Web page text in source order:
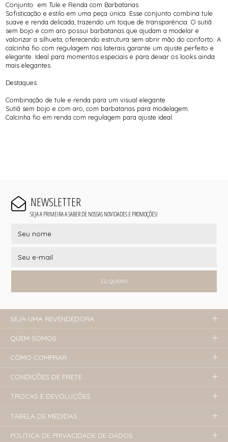
Conjunto em Tule e Renda com Barbatanas
Sofisticação e estilo em uma peça única. Esse conjunto combina tule
suave e renda delicada, trazendo um toque de transparência. O sutiã
sem bojo e com aro possui barbatanas que ajudam a modelar e
valorizar a silhueta, oferecendo estrutura sem abrir mão do conforto. A
calcinha fio com regulagem nas laterais garante um ajuste perfeito e
elegante. Ideal para momentos especiais e para deixar os looks ainda
mais elegantes.
Destaques:
Combinação de tule e renda para um visual elegante.
Sutiã sem bojo e com aro, com barbatanas para modelagem.
Calcinha fio em renda com regulagem para ajuste ideal.
NEWSLETTER
SEJA A PRIMEIRA A SABER DE NOSSAS NOVIDADES E PROMOÇÕES!
EU QUERO
SEJA UMA REVENDEDORA
QUEM SOMOS
COMO COMPRAR
CONDIÇÕES DE FRETE
TROCAS E DEVOLUÇÕES
TABELA DE MEDIDAS
POLÍTICA DE PRIVACIDADE DE DADOS